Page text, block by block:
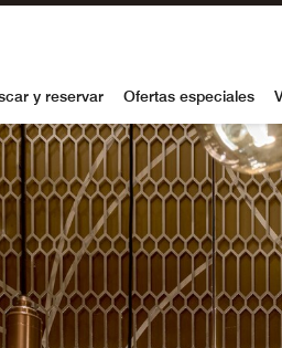
Bonvoy
y reservar Ofertas especiales